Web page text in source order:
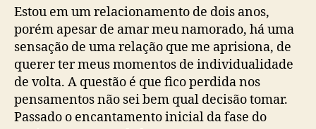
Estou em um relacionamento de dois anos,
porém apesar de amar meu namorado, há uma
sensação de uma relação que me aprisiona, de
querer ter meus momentos de individualidade
de volta. A questão é que fico perdida nos
pensamentos não sei bem qual decisão tomar.
Passado o encantamento inicial da fase do